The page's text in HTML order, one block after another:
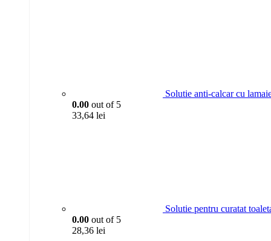
Solutie anti-calcar cu
0.00 out of 5
33,64 lei
Solutie pentru curatat
0.00 out of 5
28,36 lei